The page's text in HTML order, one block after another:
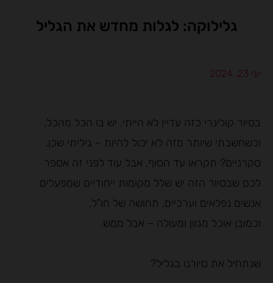
גלילוקה: לגלות מחדש את הגליל
יוני 23, 2024
בסיור קולינרי כזה עדיין לא הייתי. יש בו הכל מהכל,
וכשחשבתי שיותר מזה לא יכול להיות – גיליתי שכן.
סקרניים? תקראו עד הסוף, אבל עוד לפני זה אספר
לכם שבסיור הזה יש שלל מקומות ייחודיים שמפעלים
אנשים נפלאים וערכיים, תחושה של חו"ל,
וכמובן אוכל מגוון ומעולה – אבל ממש.
שנתחיל את סיורנו בגליל?